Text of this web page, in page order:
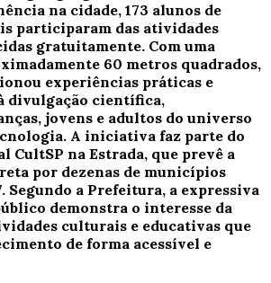
na cidade, 173 alunos de
participaram das atividades
gratuitamente. Com uma
60 metros quadrados,
experiências práticas e
divulgação científica,
jovens e adultos do universo
A iniciativa faz parte do
CultSP na Estrada, que prevê a
por dezenas de municípios
Segundo a Prefeitura, a expressiva
demonstra o interesse da
culturais e educativas que
de forma acessível e